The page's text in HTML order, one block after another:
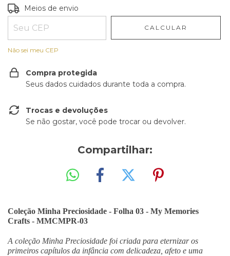
Entregas para o CEP:
Meios de envio
CALCULAR
Não sei meu CEP
Compra protegida
Seus dados cuidados durante toda a compra.
Trocas e devoluções
Se não gostar, você pode trocar ou devolver.
Compartilhar:
Coleção Minha Preciosidade - Folha 03 - My Memories
Crafts - MMCMPR-03
A coleção Minha Preciosidade foi criada para eternizar os
primeiros capítulos da infância com delicadeza, afeto e uma